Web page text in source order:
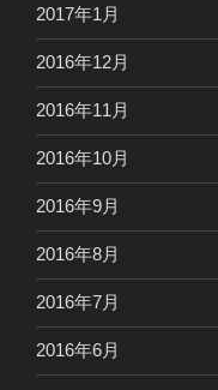
2017年1月
2016年12月
2016年11月
2016年10月
2016年9月
2016年8月
2016年7月
2016年6月